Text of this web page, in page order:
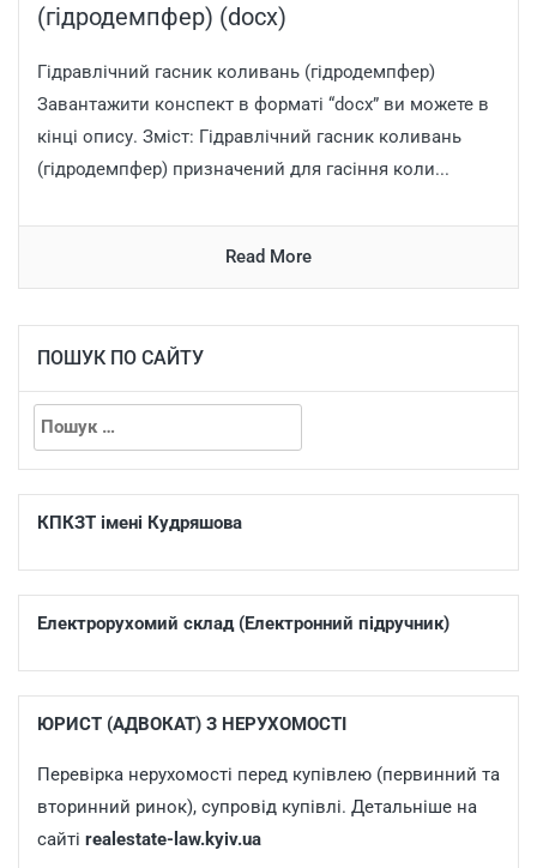
(гідродемпфер) (docx)
Гідравлічний гасник коливань (гідродемпфер)
Завантажити конспект в форматі “docx” ви можете в
кінці опису. Зміст: Гідравлічний гасник коливань
(гідродемпфер) призначений для гасіння коли...
Read More
ПОШУК ПО САЙТУ
КПКЗТ імені Кудряшова
Електрорухомий склад (Електронний підручник)
ЮРИСТ (АДВОКАТ) З НЕРУХОМОСТІ
Перевірка нерухомості перед купівлею (первинний та
вторинний ринок), супровід купівлі. Детальніше на
сайті realestate-law.kyiv.ua